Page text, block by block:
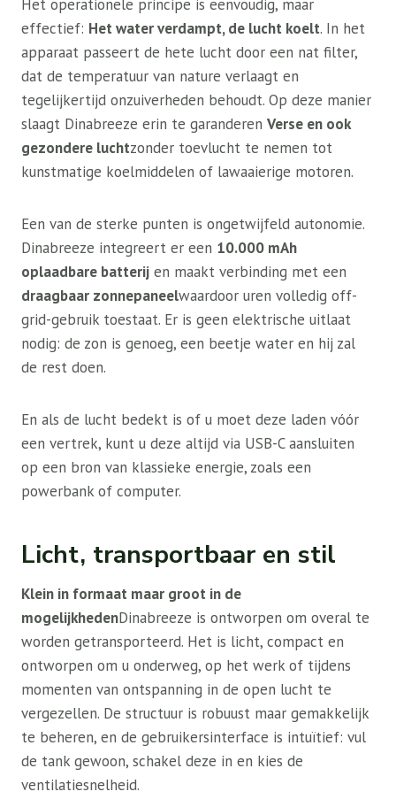
Het operationele principe is eenvoudig, maar
effectief: Het water verdampt, de lucht koelt. In het
apparaat passeert de hete lucht door een nat filter,
dat de temperatuur van nature verlaagt en
tegelijkertijd onzuiverheden behoudt. Op deze manier
slaagt Dinabreeze erin te garanderen Verse en ook
gezondere luchtzonder toevlucht te nemen tot
kunstmatige koelmiddelen of lawaaierige motoren.
Een van de sterke punten is ongetwijfeld autonomie.
Dinabreeze integreert er een 10.000 mAh
oplaadbare batterij en maakt verbinding met een
draagbaar zonnepaneelwaardoor uren volledig off-
grid-gebruik toestaat. Er is geen elektrische uitlaat
nodig: de zon is genoeg, een beetje water en hij zal
de rest doen.
En als de lucht bedekt is of u moet deze laden vóór
een vertrek, kunt u deze altijd via USB-C aansluiten
op een bron van klassieke energie, zoals een
powerbank of computer.
Licht, transportbaar en stil
Klein in formaat maar groot in de
mogelijkhedenDinabreeze is ontworpen om overal te
worden getransporteerd. Het is licht, compact en
ontworpen om u onderweg, op het werk of tijdens
momenten van ontspanning in de open lucht te
vergezellen. De structuur is robuust maar gemakkelijk
te beheren, en de gebruikersinterface is intuïtief: vul
de tank gewoon, schakel deze in en kies de
ventilatiesnelheid.